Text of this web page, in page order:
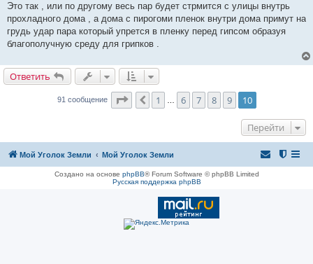
Это так , или по другому весь пар будет стрмится с улицы внутрь
прохладного дома , а дома с пирогоми пленок внутри дома примут на
грудь удар пара который упрется в пленку перед гипсом образуя
благополучную среду для грипков .
Ответить
91 сообщение Страница10из 10
Пред.
1 … 6 7 8 9 10
Перейти
Мой Уголок Земли Мой Уголок Земли
Создано на основе phpBB® Forum Software © phpBB Limited
Русская поддержка phpBB